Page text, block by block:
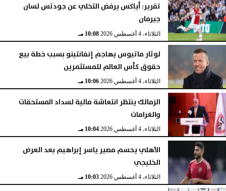
تقرير: أياكس يرفض التخلي عن جودتس لسان
جيرمان
الثلاثاء، 4 أغسطس 2026 10:08 مـ
لوثار ماتيوس يهاجم إنفانتينو بسبب خطة بيع
حقوق كأس العالم للمستثمرين
الثلاثاء، 4 أغسطس 2026 10:06 مـ
الزمالك ينتظر انتعاشة مالية لسداد المستحقات
والغرامات
الثلاثاء، 4 أغسطس 2026 10:04 مـ
الأهلي يحسم مصير ياسر إبراهيم بعد العرض
الخليجي
الثلاثاء، 4 أغسطس 2026 10:03 مـ